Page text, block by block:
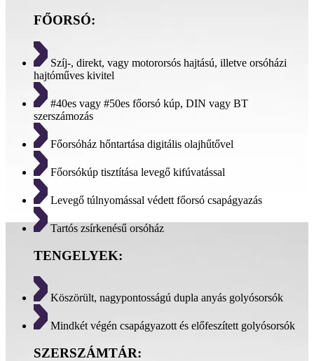
FŐORSÓ:
Szíj-, direkt, vagy motororsós hajtású, illetve orsóházi
hajtóműves kivitel
#40es vagy #50es főorsó kúp, DIN vagy BT
szerszámozás
Főorsóház hőntartása digitális olajhűtővel
Főorsókúp tisztítása levegő kifúvatással
Levegő túlnyomással védett főorsó csapágyazás
Tartós zsírkenésű orsóház
TENGELYEK:
Köszörült, nagypontosságú dupla anyás golyósorsók
Mindkét végén csapágyazott és előfeszített golyósorsók
SZERSZÁMTÁR: